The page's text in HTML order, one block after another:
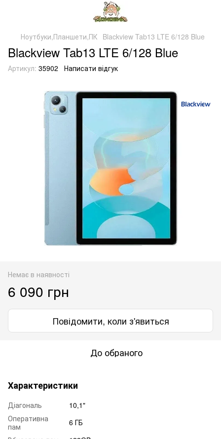
Ноутбуки,Планшети,ПК Blackview Tab13 LTE 6/128 Blue
Blackview Tab13 LTE 6/128 Blue
Артикул: 35902 Написати відгук
Немає в наявності
6 090 грн
Повідомити, коли з'явиться
До обраного
Характеристики
Діагональ
10,1"
Оперативна
пам
6 ГБ